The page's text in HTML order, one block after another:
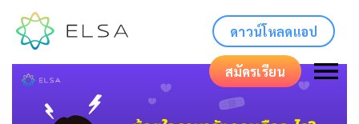
ดาวน์โหลดแอป
สมัครเรียน